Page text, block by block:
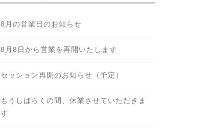
8月の営業日のお知らせ
8月8日から営業を再開いたします
セッション再開のお知らせ（予定）
もうしばらくの間、休業させていただきま
す